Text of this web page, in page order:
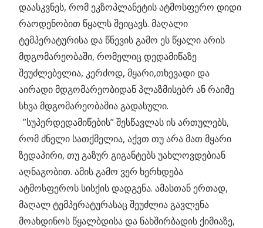
დაასკვნეს, რომ ეკზოპლანეტის ატმოსფერო დიდი
რაოდენობით წყალს შეიცავს. მაღალი
ტემპერატურისა და წნევის გამო ეს წყალი არის
მდგომარეობაში, რომელიც დედამიწაზე
შეუძლებელია, კერძოდ, მყარი,თხევადი და
აირადი მდგომარეობიდან პლაზმისებრ ან რაიმე
სხვა მდგომარეობაშია გადასული.
”სუპერდედამიწების” შესწავლას ის ართულებს,
რომ ძნელი სათქმელია, აქვთ თუ არა მათ მყარი
ზედაპირი, თუ გაზურ გიგანტებს უახლოვდებიან
აღნაგობით. ამის გამო ვერ ხერხდება
ატმოსფეროს სისქის დადგენა. ამასთან ერთად,
მაღალ ტემპერატურასაც შეუძლია გავლენა
მოახდინოს წყალბდისა და ნახშირბადის ქიმიაზე,